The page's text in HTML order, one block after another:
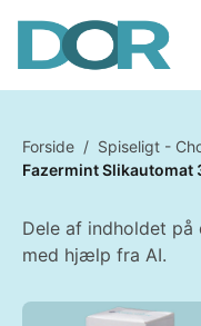
Forside / Spiseligt -
Fazermint Slikautomat
Dele af indholdet
med hjælp fra AI.